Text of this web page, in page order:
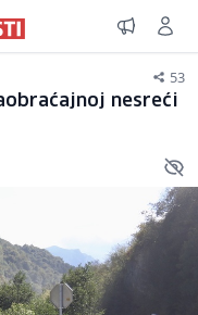
53
nesreći